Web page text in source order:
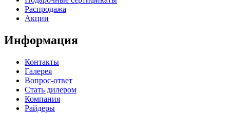
Распродажа
Акции
Информация
Контакты
Галерея
Вопрос-ответ
Стать дилером
Компания
Райдеры